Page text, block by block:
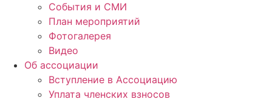
События и СМИ
План мероприятий
Фотогалерея
Видео
Об ассоциации
Вступление в Ассоциацию
Уплата членских взносов